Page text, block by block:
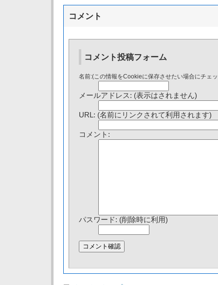
コメント
コメント投稿フォーム
名前:(この情報をCookieに保存させたい場合にチェ
メールアドレス: (表示はされません)
URL: (名前にリンクされて利用されます)
コメント:
パスワード: (削除時に利用)